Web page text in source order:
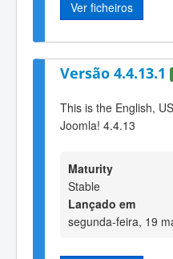
Ver ficheiros
Versão 4.4.13.1
This is the English,
Joomla! 4.4.13
Maturity
Stable
Lançado em
segunda-feira, 19